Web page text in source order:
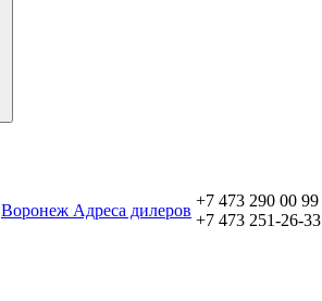
Воронеж Aдреса дилеров
+7 473 290 00 99
+7 473 251-26-33